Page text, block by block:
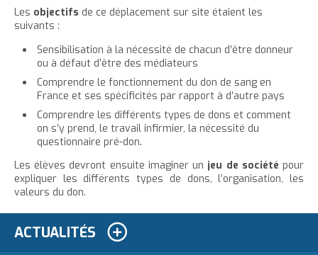
Les objectifs de ce déplacement sur site étaient les
suivants :
Sensibilisation à la nécessité de chacun d’être donneur
ou à défaut d’être des médiateurs
Comprendre le fonctionnement du don de sang en
France et ses spécificités par rapport à d’autre pays
Comprendre les différents types de dons et comment
on s’y prend, le travail infirmier, la nécessité du
questionnaire pré-don.
Les élèves devront ensuite imaginer un jeu de société pour
expliquer les différents types de dons, l’organisation, les
valeurs du don.
ACTUALITÉS